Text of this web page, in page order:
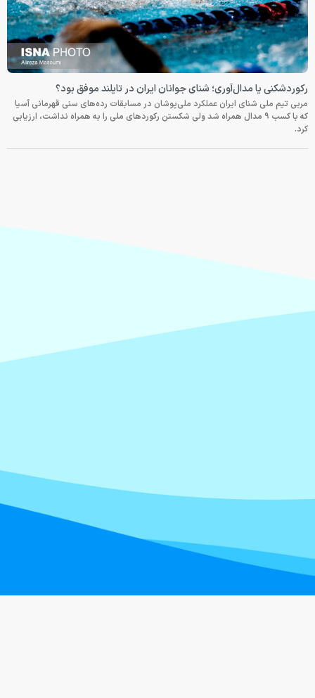
رکوردشکنی یا مدال‌آوری؛ شنای جوانان ایران در تایلند موفق بود؟
مربی تیم ملی شنای ایران عملکرد ملی‌پوشان در مسابقات رده‌های سنی قهرمانی آسیا
که با کسب ۹ مدال همراه شد ولی شکستن رکوردهای ملی را به همراه نداشت، ارزیابی
کرد.